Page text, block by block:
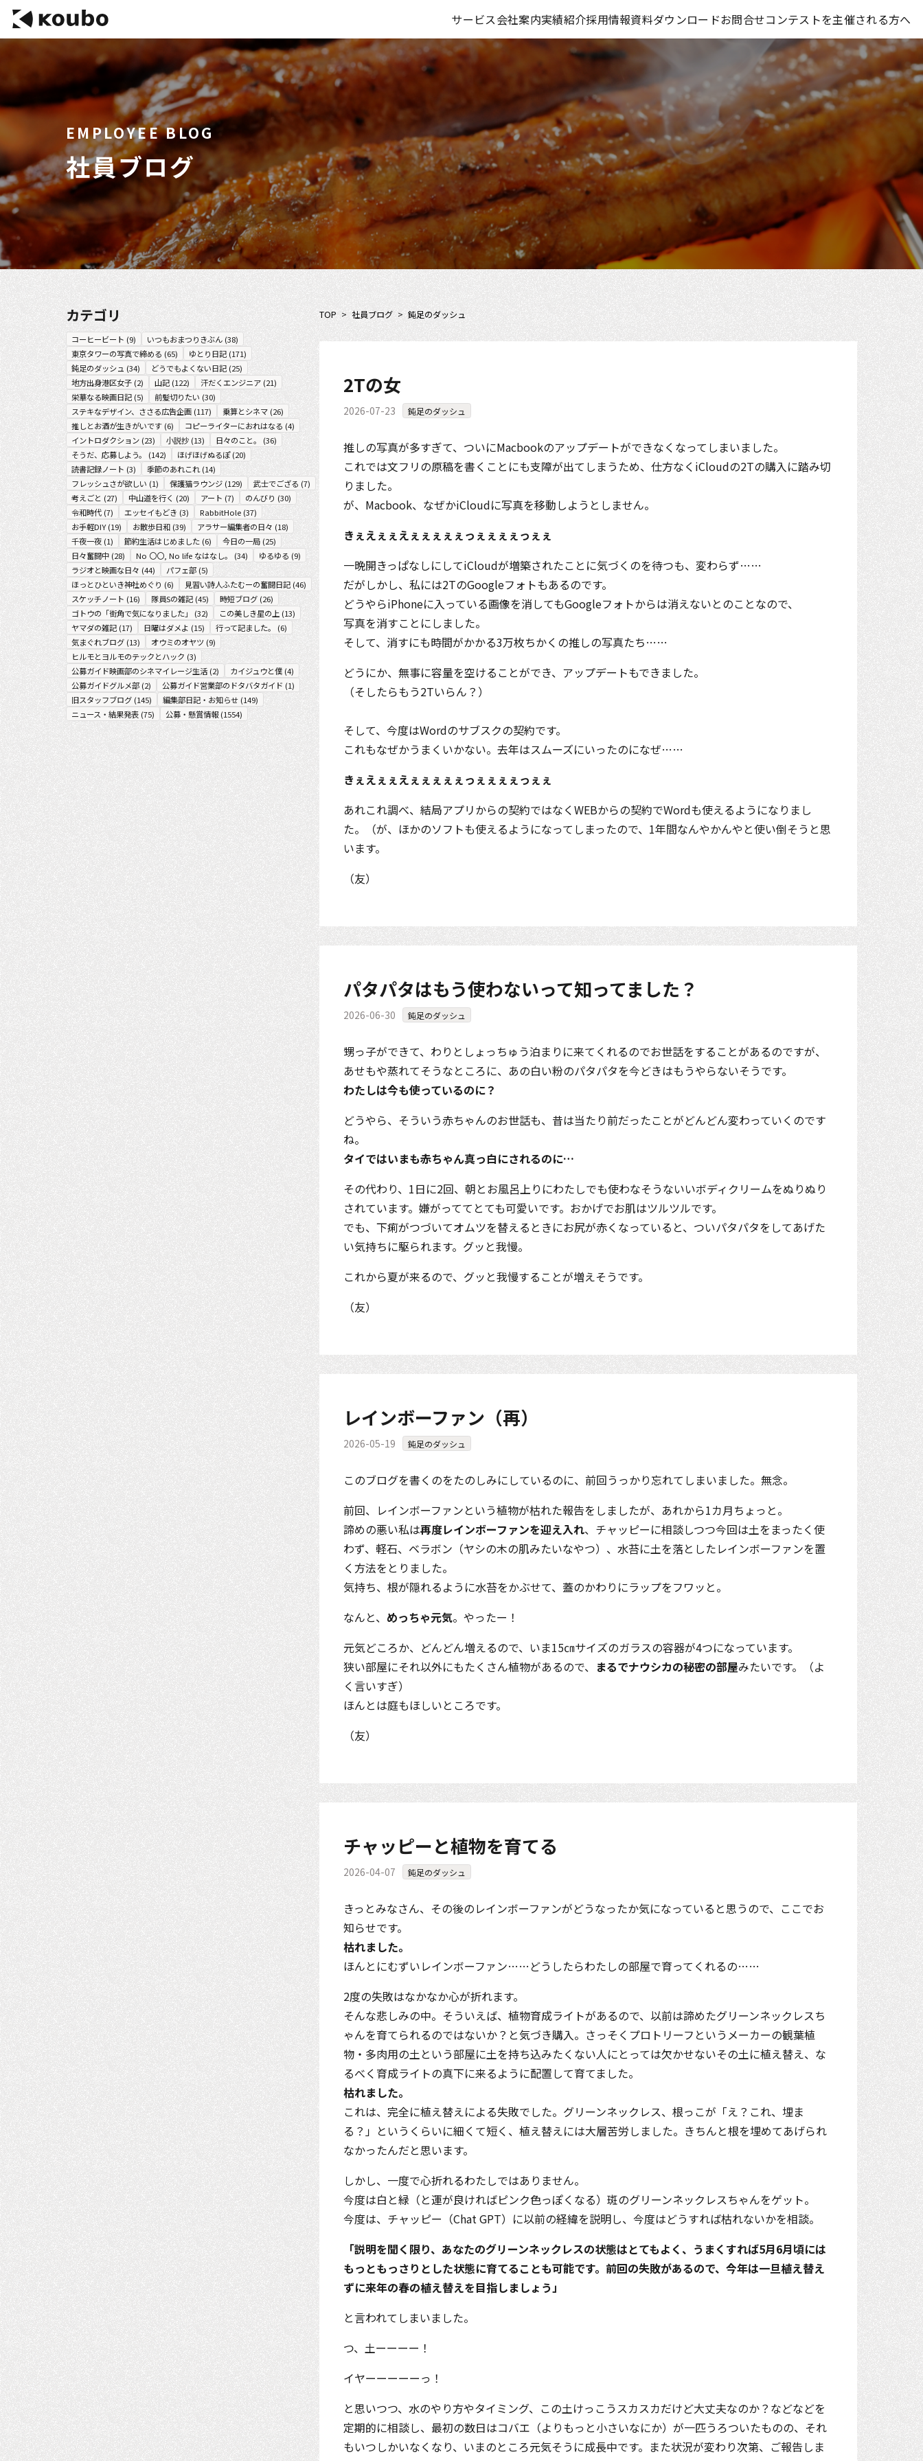
サービス会社案内実績紹介採用情報資料ダウンロードお問合せコンテストを主催される方へ
EMPLOYEE BLOG
社員ブログ
カテゴリ
コーヒービート (9) いつもおまつりきぶん(38)
東京タワーの写真で締める (65) ゆとり日記(171)
鈍足のダッシュ (34) どうでもよくない日記(25)
地方出身港区女子(2) 山記(122) 汗だくエンジニア(21)
栄華なる映画日記(5) 前髪切りたい (30)
ステキなデザイン、ささる広告企画(117) 乗算とシネマ(26)
推しとお酒が生きがいです(6) コピーライターにおれはなる (4)
イントロダクション(23) 小説抄(13) 日々のこと。 (36)
そうだ、応募しよう。
(142) ほげほげぬるぽ(20)
読書記録ノート (3) 季節のあれこれ(14)
フレッシュさが欲しい (1) 保護猫ラウンジ(129) 武士でござる (7)
考えごと (27) 中山道を行く (20) アート (7) のんびり (30)
令和時代(7) エッセイもどき (3) RabbitHole(37)
お手軽DIY(19) お散歩日和(39) アラサー編集者の日々 (18)
千夜一夜(1) 節約生活はじめました(6) 今日の一局(25)
日々奮闘中(28) No 〇〇, No life なはなし。 (34) ゆるゆる (9)
ラジオと映画な日々 (44) パフェ部(5)
ほっとひといき神社めぐり (6) 見習い詩人ふたむーの奮闘日記(46)
スケッチノート (16) 隊員Sの雑記(45) 時短ブログ(26)
ゴトウの「街角で気になりました」
(32) この美しき星の上 (13)
ヤマダの雑記(17) 日曜はダメよ (15) 行って記ました。 (6)
気まぐれブログ(13) オウミのオヤツ (9)
ヒルモとヨルモのテックとハック (3)
公募ガイド映画部のシネマイレージ生活(2) カイジュウと僕(4)
公募ガイドグルメ部(2) 公募ガイド営業部のドタバタガイド (1)
旧スタッフブログ(145) 編集部日記・お知らせ(149)
ニュース・結果発表(75) 公募・懸賞情報(1554)
TOP > 社員ブログ > 鈍足のダッシュ
2Tの女
2026-07-23 鈍足のダッシュ
推しの写真が多すぎて、ついにMacbookのアップデートができなくなってしまいました。
これでは文フリの原稿を書くことにも支障が出てしまうため、仕方なくiCloudの2Tの購入に踏み切
りました。
が、Macbook、なぜかiCloudに写真を移動しようとしません。
きぇえぇぇえぇぇぇぇぇっぇぇぇぇっぇぇ
一晩開きっぱなしにしてiCloudが増築されたことに気づくのを待つも、変わらず……
だがしかし、私には2TのGoogleフォトもあるのです。
どうやらiPhoneに入っている画像を消してもGoogleフォトからは消えないとのことなので、
写真を消すことにしました。
そして、消すにも時間がかかる3万枚ちかくの推しの写真たち……
どうにか、無事に容量を空けることができ、アップデートもできました。
（そしたらもう2Tいらん？）
そして、今度はWordのサブスクの契約です。
これもなぜかうまくいかない。去年はスムーズにいったのになぜ……
きぇえぇぇえぇぇぇぇぇっぇぇぇぇっぇぇ
あれこれ調べ、結局アプリからの契約ではなくWEBからの契約でWordも使えるようになりまし
た。（が、ほかのソフトも使えるようになってしまったので、1年間なんやかんやと使い倒そうと思
います。
（友）
パタパタはもう使わないって知ってました？
2026-06-30 鈍足のダッシュ
甥っ子ができて、わりとしょっちゅう泊まりに来てくれるのでお世話をすることがあるのですが、
あせもや蒸れてそうなところに、あの白い粉のパタパタを今どきはもうやらないそうです。
わたしは今も使っているのに？
どうやら、そういう赤ちゃんのお世話も、昔は当たり前だったことがどんどん変わっていくのです
ね。
タイではいまも赤ちゃん真っ白にされるのに…
その代わり、1日に2回、朝とお風呂上りにわたしでも使わなそうないいボディクリームをぬりぬり
されています。嫌がっててとても可愛いです。おかげでお肌はツルツルです。
でも、下痢がつづいてオムツを替えるときにお尻が赤くなっていると、ついパタパタをしてあげた
い気持ちに駆られます。グッと我慢。
これから夏が来るので、グッと我慢することが増えそうです。
（友）
レインボーファン（再）
2026-05-19 鈍足のダッシュ
このブログを書くのをたのしみにしているのに、前回うっかり忘れてしまいました。無念。
前回、レインボーファンという植物が枯れた報告をしましたが、あれから1カ月ちょっと。
諦めの悪い私は再度レインボーファンを迎え入れ、チャッピーに相談しつつ今回は土をまったく使
わず、軽石、ベラボン（ヤシの木の肌みたいなやつ）、水苔に土を落としたレインボーファンを置
く方法をとりました。
気持ち、根が隠れるように水苔をかぶせて、蓋のかわりにラップをフワッと。
なんと、 めっちゃ元気。やったー！
元気どころか、どんどん増えるので、いま15㎝サイズのガラスの容器が4つになっています。
狭い部屋にそれ以外にもたくさん植物があるので、 まるでナウシカの秘密の部屋みたいです。（よ
く言いすぎ）
ほんとは庭もほしいところです。
（友）
チャッピーと植物を育てる
2026-04-07 鈍足のダッシュ
きっとみなさん、その後のレインボーファンがどうなったか気になっていると思うので、ここでお
知らせです。
枯れました。
ほんとにむずいレインボーファン……どうしたらわたしの部屋で育ってくれるの……
2度の失敗はなかなか心が折れます。
そんな悲しみの中。そういえば、植物育成ライトがあるので、以前は諦めたグリーンネックレスち
ゃんを育てられるのではないか？と気づき購入。さっそくプロトリーフというメーカーの観葉植
物・多肉用の土という部屋に土を持ち込みたくない人にとっては欠かせないその土に植え替え、な
るべく育成ライトの真下に来るように配置して育てました。
枯れました。
これは、完全に植え替えによる失敗でした。グリーンネックレス、根っこが「え？これ、埋ま
る？」というくらいに細くて短く、植え替えには大層苦労しました。きちんと根を埋めてあげられ
なかったんだと思います。
しかし、一度で心折れるわたしではありません。
今度は白と緑（と運が良ければピンク色っぽくなる）斑のグリーンネックレスちゃんをゲット。
今度は、チャッピー（Chat GPT）に以前の経緯を説明し、今度はどうすれば枯れないかを相談。
「説明を聞く限り、あなたのグリーンネックレスの状態はとてもよく、うまくすれば5月6月頃には
もっともっさりとした状態に育てることも可能です。前回の失敗があるので、今年は一旦植え替え
ずに来年の春の植え替えを目指しましょう」
と言われてしまいました。
つ、土ーーーー！
イヤーーーーーっ！
と思いつつ、水のやり方やタイミング、この土けっこうスカスカだけど大丈夫なのか？などなどを
定期的に相談し、最初の数日はコバエ（よりもっと小さいなにか）が一匹うろついたものの、それ
もいつしかいなくなり、いまのところ元気そうに成長中です。また状況が変わり次第、ご報告しま